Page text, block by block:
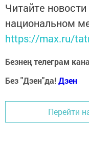
Читайте
национальном
https://max.ru/
Безнең телеграм
Без "Дзен"да!Дзен
Перейти